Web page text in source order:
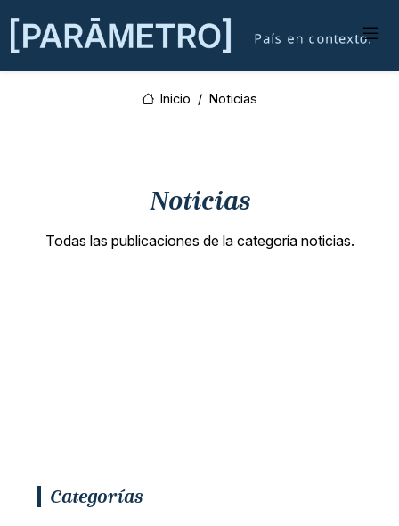
Inicio Noticias
Noticias
Todas las publicaciones de la categoría noticias.
Categorías